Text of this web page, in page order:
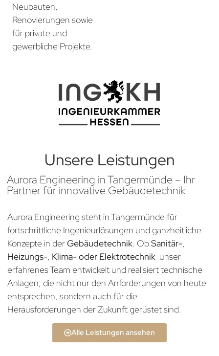
Neubauten,
Renovierungen sowie
für private und
gewerbliche Projekte.
Unsere Leistungen
Aurora Engineering in Tangermünde – Ihr
Partner für innovative Gebäudetechnik
Aurora Engineering steht in Tangermünde für
fortschrittliche Ingenieurlösungen und ganzheitliche
Konzepte in derGebäudetechnik. ObSanitär-,
Heizungs-, Klima- oder Elektrotechnik unser
erfahrenes Team entwickelt und realisiert technische
Anlagen, die nicht nur den Anforderungen von heute
entsprechen, sondern auch für die
Herausforderungen der Zukunft gerüstet sind.
Alle Leistungen ansehen